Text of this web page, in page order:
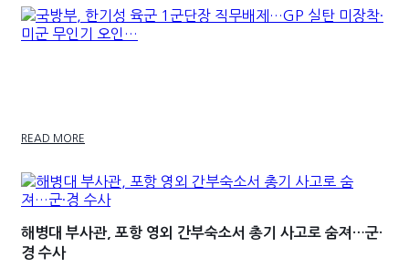
READ MORE
해병대 부사관, 포항 영외 간부숙소서 총기 사고로 숨져…군·
경 수사